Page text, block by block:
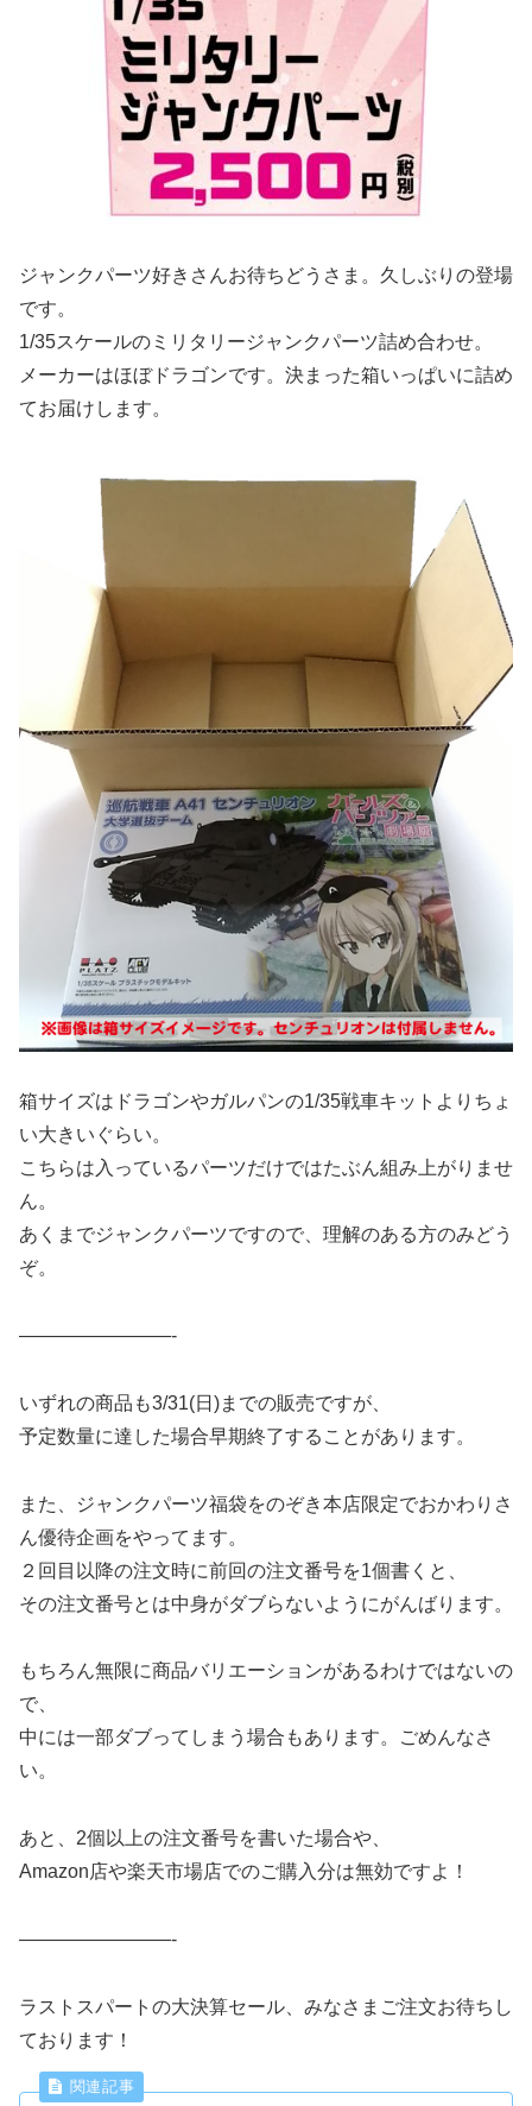
ジャンクパーツ好きさんお待ちどうさま。久しぶりの登場
です。
1/35スケールのミリタリージャンクパーツ詰め合わせ。
メーカーはほぼドラゴンです。決まった箱いっぱいに詰め
てお届けします。
箱サイズはドラゴンやガルパンの1/35戦車キットよりちょ
い大きいぐらい。
こちらは入っているパーツだけではたぶん組み上がりませ
ん。
あくまでジャンクパーツですので、理解のある方のみどう
ぞ。
————————-
いずれの商品も3/31(日)までの販売ですが、
予定数量に達した場合早期終了することがあります。
また、ジャンクパーツ福袋をのぞき本店限定でおかわりさ
ん優待企画をやってます。
２回目以降の注文時に前回の注文番号を1個書くと、
その注文番号とは中身がダブらないようにがんばります。
もちろん無限に商品バリエーションがあるわけではないの
で、
中には一部ダブってしまう場合もあります。ごめんなさ
い。
あと、2個以上の注文番号を書いた場合や、
Amazon店や楽天市場店でのご購入分は無効ですよ！
————————-
ラストスパートの大決算セール、みなさまご注文お待ちし
ております！